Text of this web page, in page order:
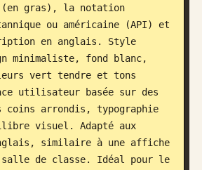
(en gras), la notation
ou américaine (API) et
en anglais. Style
minimaliste, fond blanc,
vert tendre et tons
utilisateur basée sur des
coins arrondis, typographie
visuel. Adapté aux
similaire à une affiche
salle de classe. Idéal pour le